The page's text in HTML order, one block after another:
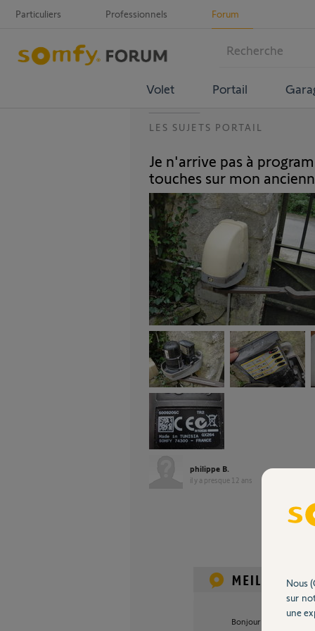
Particuliers Professionnels Forum
Volet Portail
LES SUJETS PORTAIL
Je n'arrive pas à
touches sur mon
philippe B.
il y a presque 12 ans
Bonjour Philippe,
Nous
sur
une